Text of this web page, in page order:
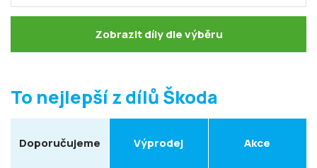
Zobrazit díly dle výběru
To nejlepší z dílů Škoda
Doporučujeme Výprodej Akce